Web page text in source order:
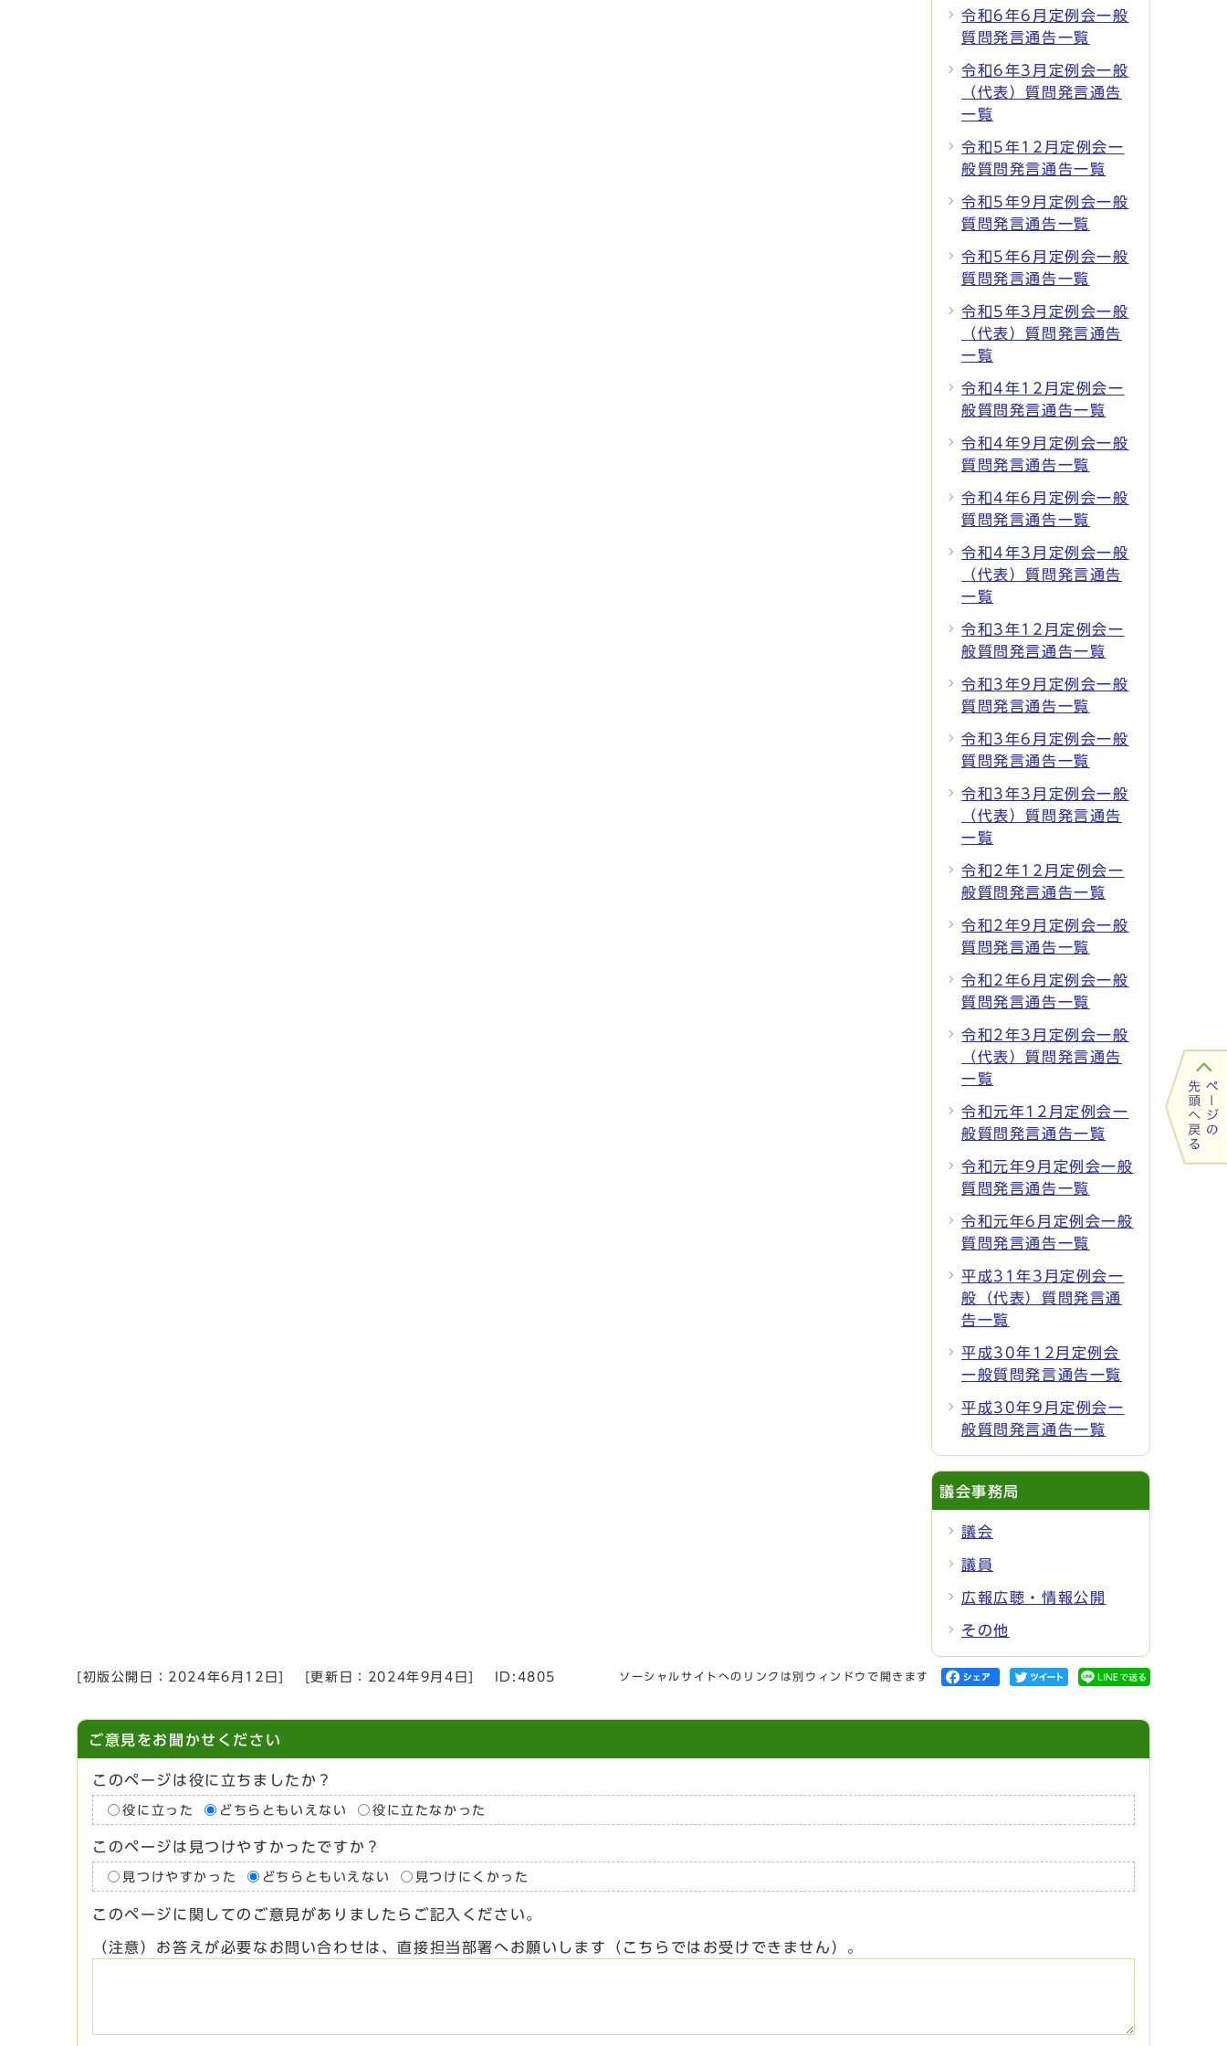
令和6年6月定例会一般
質問発言通告一覧
令和6年3月定例会一般
（代表）質問発言通告
一覧
令和5年12月定例会一
般質問発言通告一覧
令和5年9月定例会一般
質問発言通告一覧
令和5年6月定例会一般
質問発言通告一覧
令和5年3月定例会一般
（代表）質問発言通告
一覧
令和4年12月定例会一
般質問発言通告一覧
令和4年9月定例会一般
質問発言通告一覧
令和4年6月定例会一般
質問発言通告一覧
令和4年3月定例会一般
（代表）質問発言通告
一覧
令和3年12月定例会一
般質問発言通告一覧
令和3年9月定例会一般
質問発言通告一覧
令和3年6月定例会一般
質問発言通告一覧
令和3年3月定例会一般
（代表）質問発言通告
一覧
令和2年12月定例会一
般質問発言通告一覧
令和2年9月定例会一般
質問発言通告一覧
令和2年6月定例会一般
質問発言通告一覧
令和2年3月定例会一般
（代表）質問発言通告
一覧
令和元年12月定例会一
般質問発言通告一覧
令和元年9月定例会一般
質問発言通告一覧
令和元年6月定例会一般
質問発言通告一覧
平成31年3月定例会一
般（代表）質問発言通
告一覧
平成30年12月定例会
一般質問発言通告一覧
平成30年9月定例会一
般質問発言通告一覧
議会事務局
議会
議員
広報広聴・情報公開
その他
[初版公開日： 2024年6月12日 [更新日： 2024年9月4日 ID:4805 ソーシャルサイトへのリンクは別ウィンドウで開きます
ご意見をお聞かせください
このページは役に立ちましたか？
役に立った どちらともいえない 役に立たなかった
このページは見つけやすかったですか？
見つけやすかった どちらともいえない 見つけにくかった
このページに関してのご意見がありましたらご記入ください。
（注意）お答えが必要なお問い合わせは、直接担当部署へお願いします（こちらではお受けできません）。